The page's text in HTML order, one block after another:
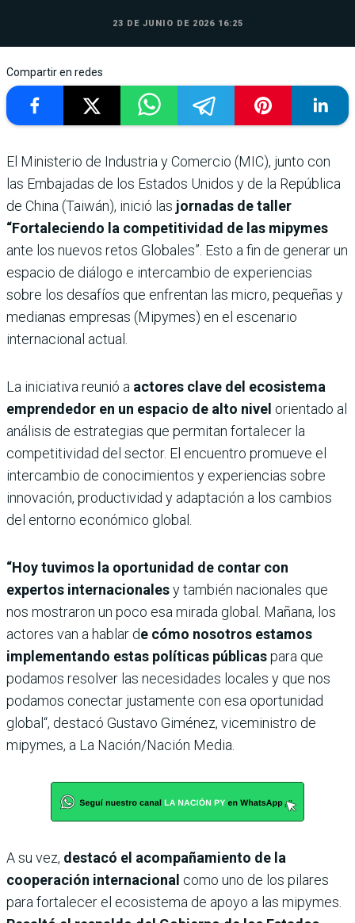
23 DE JUNIO DE 2026 16:25
Compartir en redes
El Ministerio de Industria y Comercio (MIC), junto con
las Embajadas de los Estados Unidos y de la República
de China (Taiwán), inició las jornadas de taller
“Fortaleciendo la competitividad de las mipymes
ante los nuevos retos Globales”. Esto a fin de generar un
espacio de diálogo e intercambio de experiencias
sobre los desafíos que enfrentan las micro, pequeñas y
medianas empresas (Mipymes) en el escenario
internacional actual.
La iniciativa reunió a actores clave del ecosistema
emprendedor en un espacio de alto nivel orientado al
análisis de estrategias que permitan fortalecer la
competitividad del sector. El encuentro promueve el
intercambio de conocimientos y experiencias sobre
innovación, productividad y adaptación a los cambios
del entorno económico global.
“Hoy tuvimos la oportunidad de contar con
expertos internacionalesy también nacionales que
nos mostraron un poco esa mirada global. Mañana, los
actores van a hablar de cómo nosotros estamos
implementando estas políticas públicaspara que
podamos resolver las necesidades locales y que nos
podamos conectar justamente con esa oportunidad
global“, destacó Gustavo Giménez, viceministro de
mipymes, a La Nación/Nación Media.
A su vez, destacó el acompañamiento de la
cooperación internacional como uno de los pilares
para fortalecer el ecosistema de apoyo a las mipymes.